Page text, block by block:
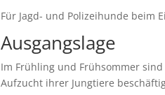
Für Jagd- und Polizeihunde beim
Ausgangslage
Im Frühling und Frühsommer
Aufzucht ihrer Jungtiere